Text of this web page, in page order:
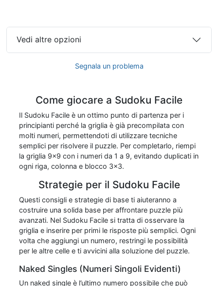
Vedi altre opzioni
Segnala un problema
Come giocare a Sudoku Facile
Il Sudoku Facile è un ottimo punto di partenza per i
principianti perché la griglia è già precompilata con
molti numeri, permettendoti di utilizzare tecniche
semplici per risolvere il puzzle. Per completarlo, riempi
la griglia 9x9 con i numeri da 1 a 9, evitando duplicati in
ogni riga, colonna e blocco 3x3.
Strategie per il Sudoku Facile
Questi consigli e strategie di base ti aiuteranno a
costruire una solida base per affrontare puzzle più
avanzati. Nel Sudoku Facile si tratta di osservare la
griglia e inserire per primi le risposte più semplici. Ogni
volta che aggiungi un numero, restringi le possibilità
per le altre celle e ti avvicini alla soluzione del puzzle.
Naked Singles (Numeri Singoli Evidenti)
Un naked single è l’ultimo numero possibile che può